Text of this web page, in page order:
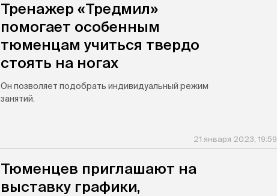
Тренажер «Тредмил»
помогает особенным
тюменцам учиться твердо
стоять на ногах
Он позволяет подобрать индивидуальный режим
занятий.
21 января 2023, 19:59
Тюменцев приглашают на
выставку графики,